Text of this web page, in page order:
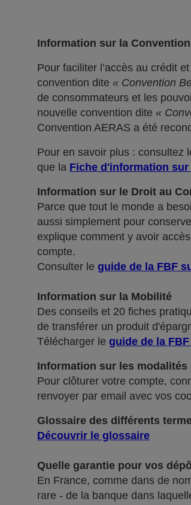
Information sur la
Pour faciliter l’accès au crédit
convention dite « Convention
de consommateurs et les
nouvelle convention dite «
Convention AERAS a été
Pour en savoir plus : consultez
que la Fiche d'information
Information sur le Droit au
Parce que tout le monde a
aussi simplement pour
explique comment y avoir
compte.
Consulter le guide de la FBF
Information sur la Mobilité
Des conseils et 20 fiches
de transférer un produit
Télécharger le guide de la
Information sur les
Pour clôturer votre compte,
renvoyer par email avec vos
Glossaire des différents
Découvrir le glossaire
Quelle garantie pour vos
En France, comme dans de
rare - de la banque dans